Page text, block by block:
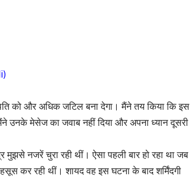
को और अधिक जटिल बना देगा। मैंने तय किया कि इस
उनके मेसेज का जवाब नहीं दिया और अपना ध्यान दूसरी
नजरें चुरा रही थीं। ऐसा पहली बार हो रहा था जब
कर रही थीं। शायद वह इस घटना के बाद शर्मिंदगी